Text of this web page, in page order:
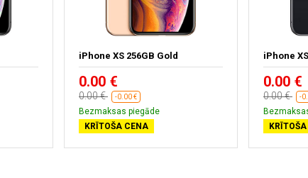
iPhone XS 256GB Gold
0.00 €
0.00 € -0.00 €
Bezmaksas piegāde
KRĪTOŠA CENA
iPhone
0.00 €
0.00 € -